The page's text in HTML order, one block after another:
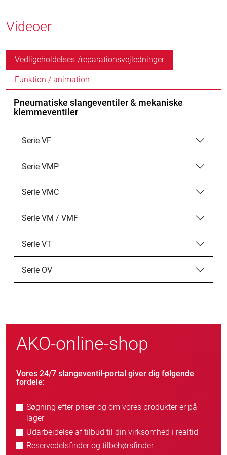
Videoer
Vedligeholdelses-/reparationsvejledninger
Funktion / animation
Pneumatiske slangeventiler & mekaniske
klemmeventiler
Serie VF
Serie VMP
Serie VMC
Serie VM / VMF
Serie VT
Serie OV
AKO-online-shop
Vores 24/7 slangeventil-portal giver dig følgende
fordele:
Søgning efter priser og om vores produkter er på
lager
Udarbejdelse af tilbud til din virksomhed i realtid
Reservedelsfinder og tilbehørsfinder